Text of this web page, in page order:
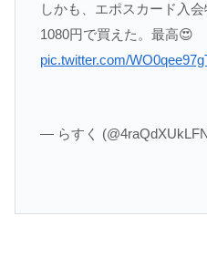
しかも、エポスカード入
1080円で買えた。最高😍
pic.twitter.com/
— らすく